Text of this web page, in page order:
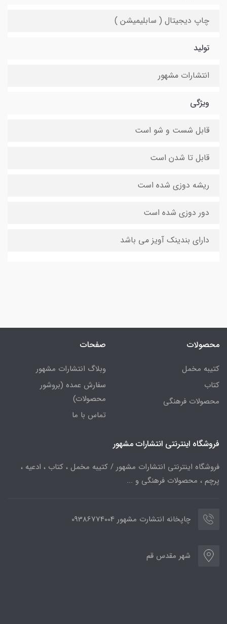
چاپ دیجیتال ( سابلیمیشن )
تولید
انتشارات مشهور
ویژگی
قابل شست و شو است
قابل تا شدن است
ریشه دوزی شده است
دور دوزی شده است
دارای بندینک آویز می باشد
محصولات
کتیبه مخمل
کتاب
محصولات فرهنگی
صفحات
وبلاگ انتشارات مشهور
سفارش عمده (بروشور
محصولات)
تماس با ما
فروشگاه اینترنتی انتشارات مشهور
فروشگاه اینترنتی انتشارات مشهور / کتیبه مخمل ، کتاب ، ادعیه ،
پرچم ، محصولات فرهنگی و ...
چاپخانه انتشارت مشهور 09386774004
شهر مقدس قم